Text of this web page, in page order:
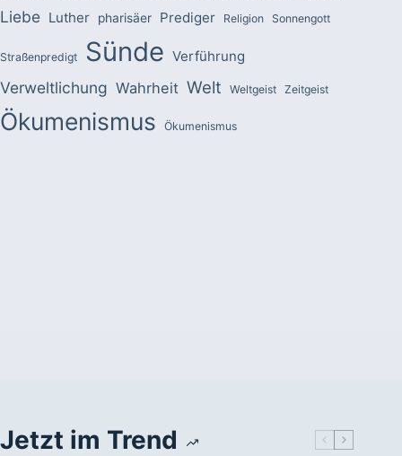
Liebe Luther pharisäer Prediger Religion Sonnengott
Straßenpredigt Sünde Verführung
Verweltlichung Wahrheit Welt Weltgeist Zeitgeist
Ökumenismus Ökumenismus
Jetzt im Trend